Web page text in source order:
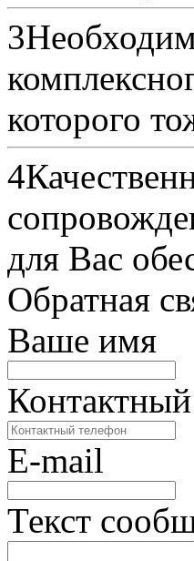
3
которого
4
для Вас
Обратная
Ваше имя
E-mail
Текст